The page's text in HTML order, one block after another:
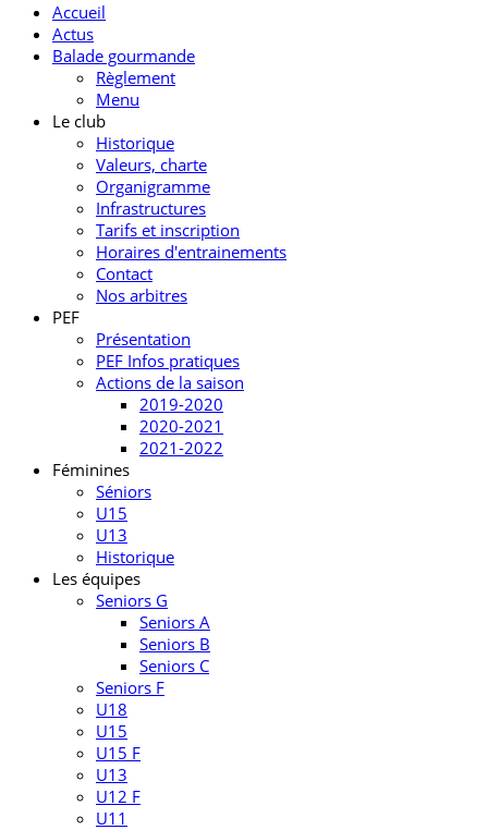
Accueil
Actus
Balade gourmande
Règlement
Menu
Le club
Historique
Valeurs, charte
Organigramme
Infrastructures
Tarifs et inscription
Horaires d'entrainements
Contact
Nos arbitres
PEF
Présentation
PEF Infos pratiques
Actions de la saison
2019-2020
2020-2021
2021-2022
Féminines
Séniors
U15
U13
Historique
Les équipes
Seniors G
Seniors A
Seniors B
Seniors C
Seniors F
U18
U15
U15 F
U13
U12 F
U11